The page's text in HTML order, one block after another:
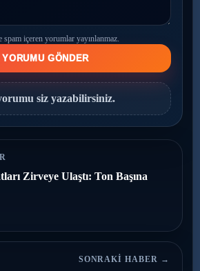
spam içeren yorumlar yayınlanmaz.
YORUMU GÖNDER
siz yazabilirsiniz.
Zirveye Ulaştı: Ton Başına
SONRAKI HABER →